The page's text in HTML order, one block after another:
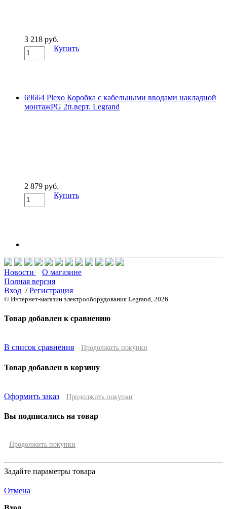
3 218 руб.
Купить
69664 Plexo Коробка с кабельными вводами накладной
монтажPG 2п.верт. Legrand
2 879 руб.
Купить
Новости
О магазине
Полная версия
Вход /Регистрация
© Интернет-магазин электрооборудования Legrand, 2026
Товар добавлен к сравнению
В список сравнения Продолжить покупки
Товар добавлен в корзину
Оформить заказ Продолжить покупки
Вы подписались на товар
Продолжить покупки
Задайте параметры товара
Отмена